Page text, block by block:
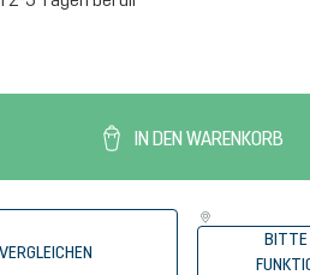
IN DEN WARENKORB
BITTE